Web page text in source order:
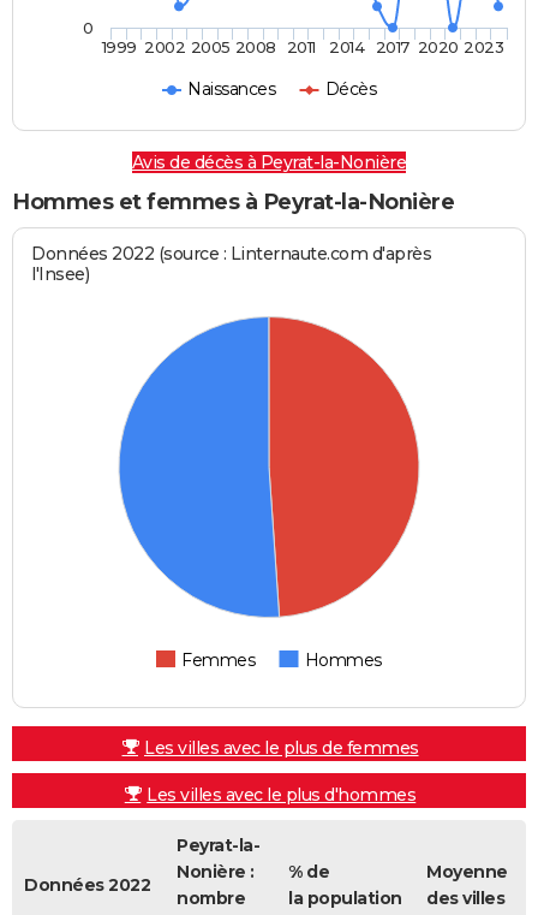
Naissances Décès
1999 2002 2005 2008 2011 2014 2017 2020 2023
0
Avis de décès à Peyrat-la-Nonière
Hommes et femmes à Peyrat-la-Nonière
Données 2022 (source : Linternaute.com d'après
l'Insee)
Femmes Hommes
Les villes avec le plus de femmes
Les villes avec le plus d'hommes
Données 2022
Peyrat-la-
Nonière :
nombre
% de
la population
Moyenne
des villes